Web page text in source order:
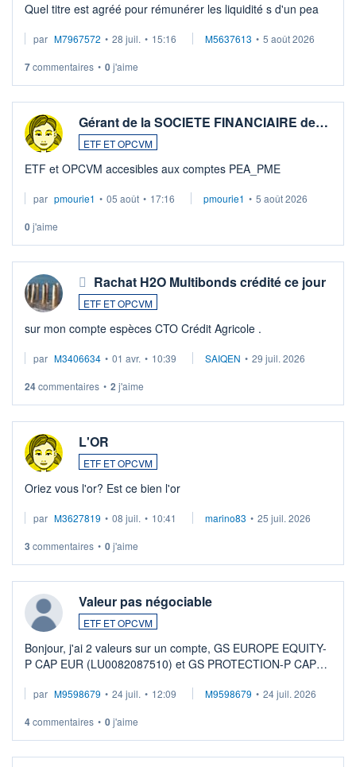
Quel titre est agréé pour rémunérer les liquidité s d'un pea
par M7967572 • 28 juil. • 15:16 M5637613 • 5 août 2026
7commentaires • 0j'aime
Gérant de la SOCIETE FINANCIAIRE de…
ETF ET OPCVM
ETF et OPCVM accesibles aux comptes PEA_PME
par pmourie1 • 05 août • 17:16 pmourie1 • 5 août 2026
0j'aime
Rachat H2O Multibonds crédité ce jour
ETF ET OPCVM
sur mon compte espèces CTO Crédit Agricole .
par M3406634 • 01 avr. • 10:39 SAIQEN • 29 juil. 2026
24commentaires • 2 j'aime
L'OR
ETF ET OPCVM
Oriez vous l'or? Est ce bien l'or
par M3627819 • 08 juil. • 10:41 marino83 • 25 juil. 2026
3 commentaires • 0j'aime
Valeur pas négociable
ETF ET OPCVM
Bonjour, j'ai 2 valeurs sur un compte, GS EUROPE EQUITY-
P CAP EUR (LU0082087510) et GS PROTECTION-P CAP
veux procéder à la vente, on me signale ...
par M9598679 • 24 juil. • 12:09 M9598679 • 24 juil. 2026
4commentaires • 0j'aime